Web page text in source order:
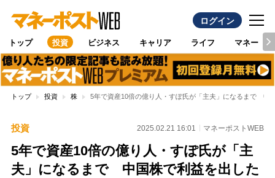
ログイン
トップ 投資 ビジネス キャリア ライフ マネー
トップ 投資 株 5年で資産10倍の億り人・すぽ氏が「主夫」になるまで 中
投資 2025.02.21 16:01 マネーポストWEB
5年で資産10倍の億り人・すぽ氏が「主
夫」になるまで 中国株で利益を出した